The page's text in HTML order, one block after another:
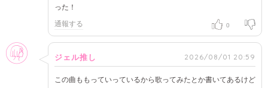
った！
通報する 0
女性
ジェル推し 2026/08/01 20:59
この曲ももっていっているから歌ってみたとか書いてあるけど